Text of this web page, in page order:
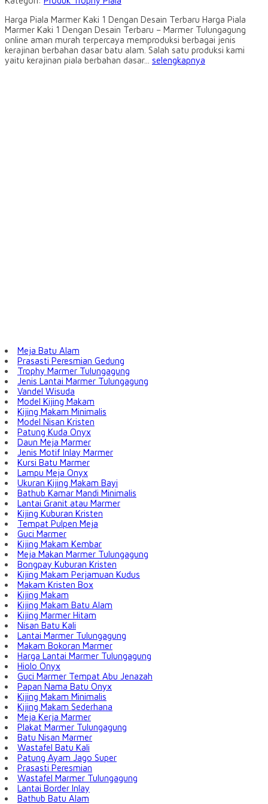
Harga Piala Marmer Kaki 1 Dengan Desain Terbaru Harga Piala
Marmer Kaki 1 Dengan Desain Terbaru – Marmer Tulungagung
online aman murah terpercaya memproduksi berbagai jenis
kerajinan berbahan dasar batu alam. Salah satu produksi kami
yaitu kerajinan piala berbahan dasar... selengkapnya
Meja Batu Alam
Prasasti Peresmian Gedung
Trophy Marmer Tulungagung
Jenis Lantai Marmer Tulungagung
Vandel Wisuda
Model Kijing Makam
Kijing Makam Minimalis
Model Nisan Kristen
Patung Kuda Onyx
Daun Meja Marmer
Jenis Motif Inlay Marmer
Kursi Batu Marmer
Lampu Meja Onyx
Ukuran Kijing Makam Bayi
Bathub Kamar Mandi Minimalis
Lantai Granit atau Marmer
Kijing Kuburan Kristen
Tempat Pulpen Meja
Guci Marmer
Kijing Makam Kembar
Meja Makan Marmer Tulungagung
Bongpay Kuburan Kristen
Kijing Makam Perjamuan Kudus
Makam Kristen Box
Kijing Makam
Kijing Makam Batu Alam
Kijing Marmer Hitam
Nisan Batu Kali
Lantai Marmer Tulungagung
Makam Bokoran Marmer
Harga Lantai Marmer Tulungagung
Hiolo Onyx
Guci Marmer Tempat Abu Jenazah
Papan Nama Batu Onyx
Kijing Makam Minimalis
Kijing Makam Sederhana
Meja Kerja Marmer
Plakat Marmer Tulungagung
Batu Nisan Marmer
Wastafel Batu Kali
Patung Ayam Jago Super
Prasasti Peresmian
Wastafel Marmer Tulungagung
Lantai Border Inlay
Bathub Batu Alam